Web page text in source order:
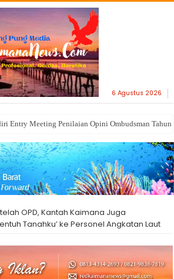
6 Agustus 2026
Entry Meeting Penilaian Opini Ombudsman
OPD, Kantah Kaimana Juga
Tanahku’ ke Personel Angkatan Laut